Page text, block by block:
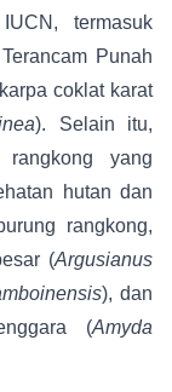
termasuk
Punah
coklat karat
). Selain itu,
yang
hutan dan
rangkong,
(Argusianus
), dan
(Amyda